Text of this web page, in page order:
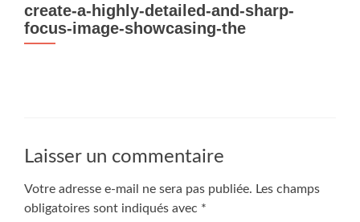
create-a-highly-detailed-and-sharp-
focus-image-showcasing-the
Laisser un commentaire
Votre adresse e-mail ne sera pas publiée. Les champs
obligatoires sont indiqués avec *